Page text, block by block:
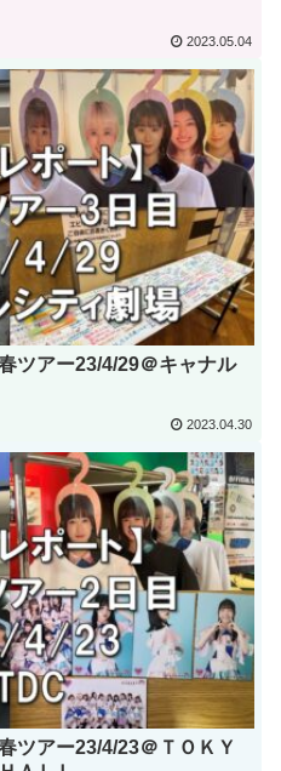
2023.05.04
ツアー23/4/29＠キャナル
2023.04.30
ツアー23/4/23＠ＴＯＫＹ